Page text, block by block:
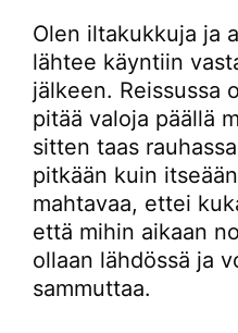
Olen iltakukkuja ja
lähtee käyntiin
jälkeen. Reissussa
pitää valoja päällä
sitten taas
pitkään kuin
mahtavaa, ettei
että mihin aikaan
ollaan lähdössä ja
sammuttaa.